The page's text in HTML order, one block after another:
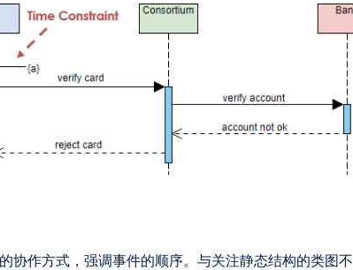
协作方式，强调事件的顺序。与关注静态结构的类图不